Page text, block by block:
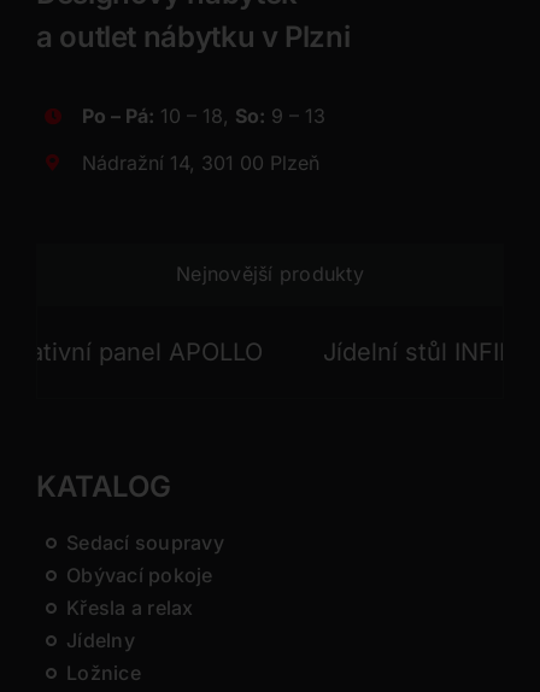
a outlet nábytku v Plzni
Po – Pá: 10 – 18, So: 9 – 13
Nádražní 14, 301 00 Plzeň
Nejnovější produkty
panel APOLLO Jídelní stůl INFINITO
KATALOG
Sedací soupravy
Obývací pokoje
Křesla a relax
Jídelny
Ložnice